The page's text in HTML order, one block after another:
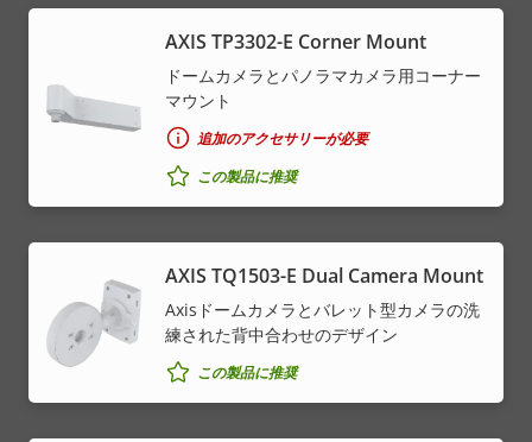
AXIS TP3302-E Corner Mount
ドームカメラとパノラマカメラ用コーナー
マウント
追加のアクセサリーが必要
この製品に推奨
AXIS TQ1503-E Dual Camera Mount
Axisドームカメラとバレット型カメラの洗
練された背中合わせのデザイン
この製品に推奨